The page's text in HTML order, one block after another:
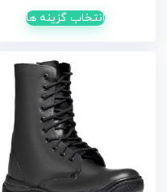
انتخاب گزینه ها